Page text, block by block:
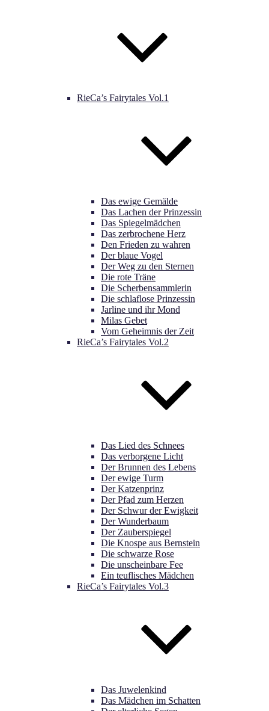
RieCa’s Fairytales Vol.1
Das ewige Gemälde
Das Lachen der Prinzessin
Das Spiegelmädchen
Das zerbrochene Herz
Den Frieden zu wahren
Der blaue Vogel
Der Weg zu den Sternen
Die rote Träne
Die Scherbensammlerin
Die schlaflose Prinzessin
Jarline und ihr Mond
Milas Gebet
Vom Geheimnis der Zeit
RieCa’s Fairytales Vol.2
Das Lied des Schnees
Das verborgene Licht
Der Brunnen des Lebens
Der ewige Turm
Der Katzenprinz
Der Pfad zum Herzen
Der Schwur der Ewigkeit
Der Wunderbaum
Der Zauberspiegel
Die Knospe aus Bernstein
Die schwarze Rose
Die unscheinbare Fee
Ein teuflisches Mädchen
RieCa’s Fairytales Vol.3
Das Juwelenkind
Das Mädchen im Schatten